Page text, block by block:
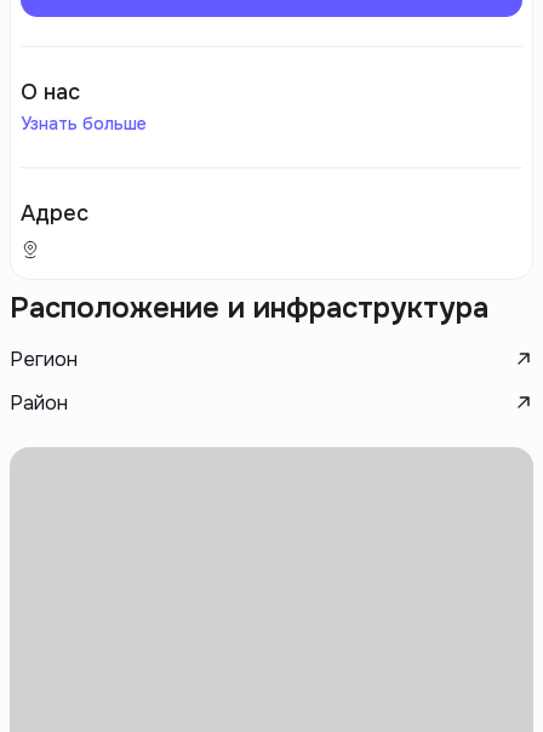
О нас
Узнать больше
Адрес
Расположение и инфраструктура
Регион
Район